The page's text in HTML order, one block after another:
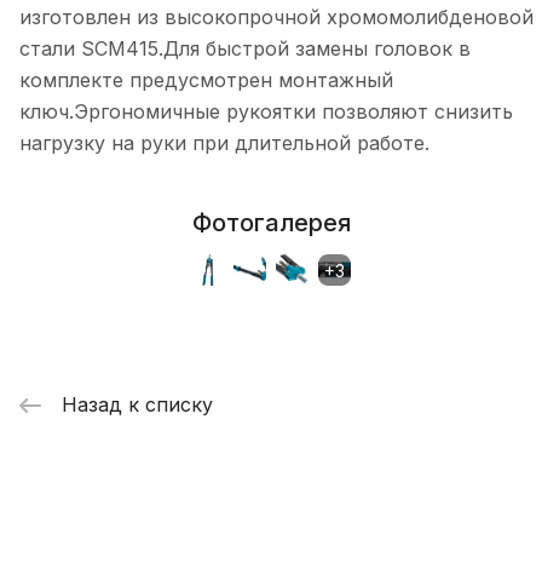
изготовлен из высокопрочной хромомолибденовой
стали SCM415.Для быстрой замены головок в
комплекте предусмотрен монтажный
ключ.Эргономичные рукоятки позволяют снизить
нагрузку на руки при длительной работе.
Фотогалерея
Назад к списку